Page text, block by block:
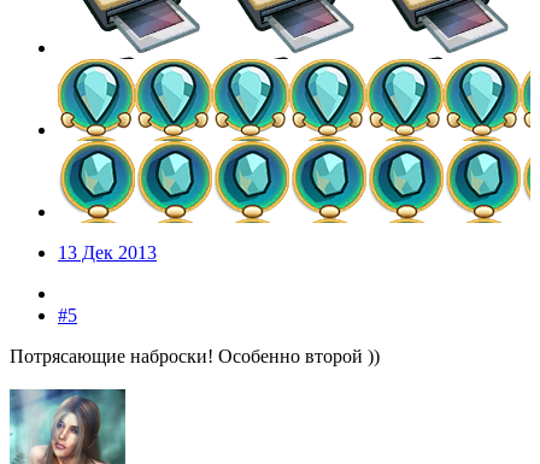
13 Дек 2013
#5
Потрясающие наброски! Особенно второй ))